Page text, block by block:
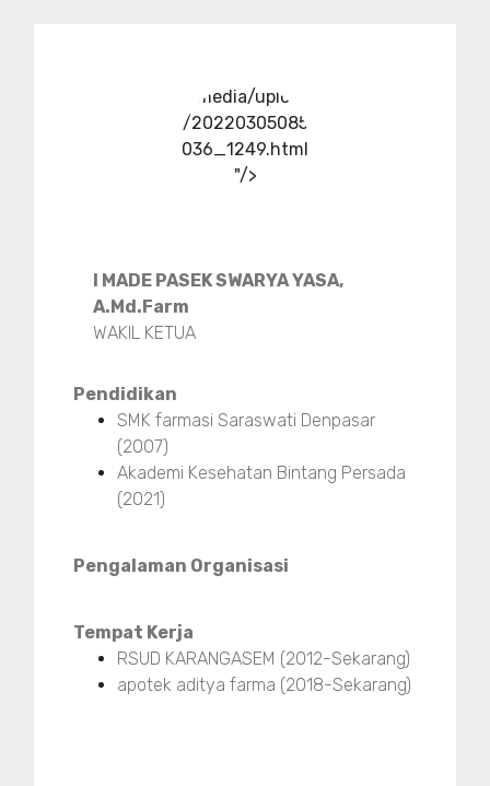
../media/upload
/20220305085
036_1249.html
"/>
I MADE PASEK SWARYA YASA,
A.Md.Farm
WAKIL KETUA
Pendidikan
SMK farmasi Saraswati Denpasar
(2007)
Akademi Kesehatan Bintang Persada
(2021)
Pengalaman Organisasi
Tempat Kerja
RSUD KARANGASEM (2012-Sekarang)
apotek aditya farma (2018-Sekarang)